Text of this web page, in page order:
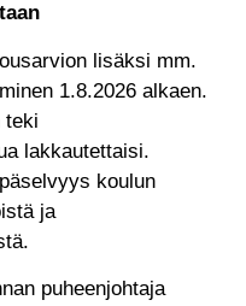
lisäksi mm.
1.8.2026 alkaen.
teki
lakkautettaisi.
koulun
ja
puheenjohtaja